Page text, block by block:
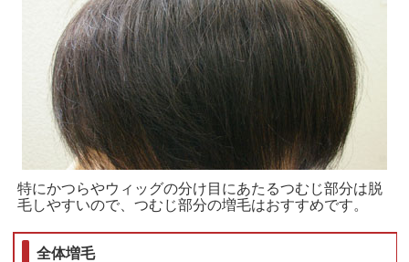
特にかつらやウィッグの分け目にあたるつむじ部分は脱
毛しやすいので、つむじ部分の増毛はおすすめです。
全体増毛